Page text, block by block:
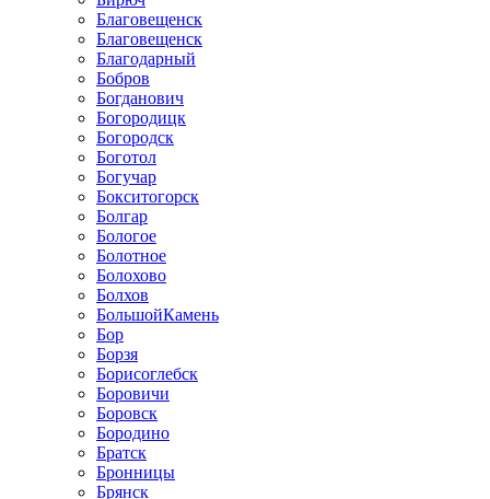
Благовещенск
Благовещенск
Благодарный
Бобров
Богданович
Богородицк
Богородск
Боготол
Богучар
Бокситогорск
Болгар
Бологое
Болотное
Болохово
Болхов
БольшойКамень
Бор
Борзя
Борисоглебск
Боровичи
Боровск
Бородино
Братск
Бронницы
Брянск